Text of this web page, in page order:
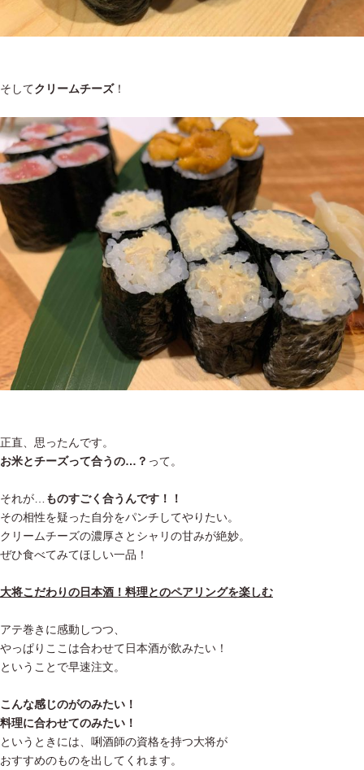
そしてクリームチーズ！
正直、思ったんです。
お米とチーズって合うの…？ って。
それが…
ものすごく合うんです！！
その相性を疑った自分をパンチしてやりたい。
クリームチーズの濃厚さとシャリの甘みが絶妙。
ぜひ食べてみてほしい一品！
大将こだわりの日本酒！料理とのペアリングを楽しむ
アテ巻きに感動しつつ、
やっぱりここは合わせて日本酒が飲みたい！
ということで早速注文。
こんな感じのがのみたい！
料理に合わせてのみたい！
というときには、唎酒師の資格を持つ大将が
おすすめのものを出してくれます。